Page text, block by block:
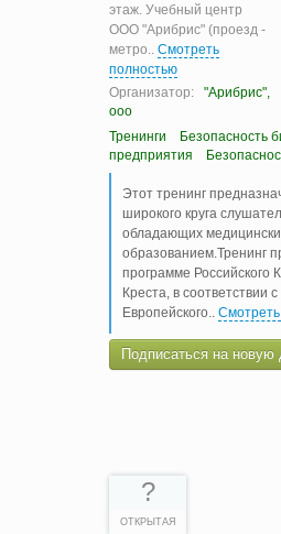
этаж. Учебный центр
ООО "Арибрис" (проезд -
метро
Смотреть
полностью
Организатор:
"Арибрис",
ооо
Тренинги
Безопасность
предприятия
Этот тренинг
широкого круга
обладающих
образованием.Тренинг
программе Российского
Креста, в соответствии
Европейского..
Подписаться на новую
?
ОТКРЫТАЯ